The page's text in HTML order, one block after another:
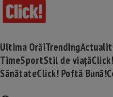
Ultima Oră!Trending
TimeSportStil de viață
SănătateClick! Poftă Bună!